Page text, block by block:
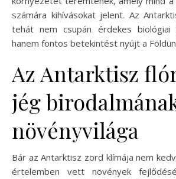
számára kihívásokat jelent. Az
tehát nem csupán érdekes
hanem fontos betekintést nyújt a
Az Antarktisz
jég
növényvilága
Bár az Antarktisz zord klímája nem
értelemben vett növények